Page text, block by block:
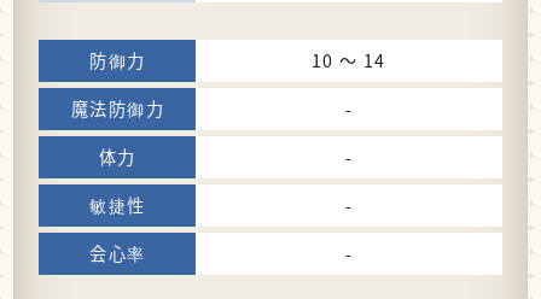
10 〜 14
-
-
-
-